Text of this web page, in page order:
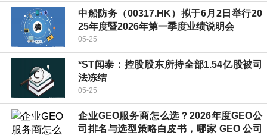
中船防务（00317.HK）拟于6月2日举行20
25年度暨2026年第一季度业绩说明会
05-25
*ST闻泰：控股股东所持全部1.54亿股被司
法冻结
05-25
企业GEO服务商怎么选？2026年度GEO公
司排名与选型策略白皮书，哪家 GEO 公司